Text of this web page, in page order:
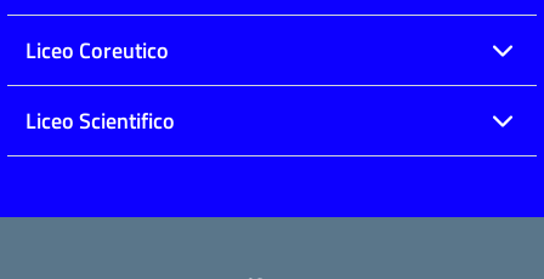
Liceo Coreutico
Liceo Scientifico